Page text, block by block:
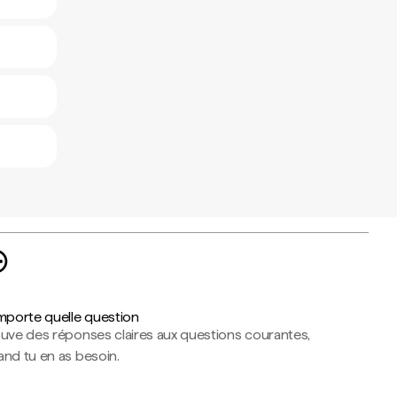
quelle question
des réponses claires aux questions courantes,
tu en as besoin.